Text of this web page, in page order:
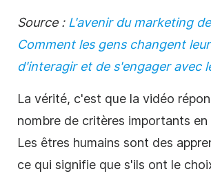
Source : L'avenir du marketing
Comment les gens changent
d'interagir et de s'engager avec
La vérité, c'est que la vidéo
nombre de critères importants en
Les êtres humains sont des
ce qui signifie que s'ils ont le